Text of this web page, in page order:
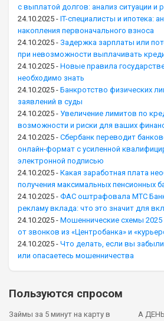
с выплатой долгов: анализ ситуации и
24.10.2025 - IT-специалисты и ипотека:
накопления первоначального взноса
24.10.2025 - Задержка зарплаты или
при невозможности выплачивать
24.10.2025 - Новые правила
необходимо знать
24.10.2025 - Банкротство физических
заявлений в суды
24.10.2025 - Увеличение лимитов по
возможности и риски для ваших
24.10.2025 - Сбербанк переводит
онлайн-формат с усиленной
электронной подписью
24.10.2025 - Какая заработная плата
получения максимальных пенсионных
24.10.2025 - ФАС оштрафовала МТС
рекламу вклада: что это значит для
24.10.2025 - Мошеннические схемы 2025
от звонков из «Центробанка» и
24.10.2025 - Что делать, если вы
или опасаетесь мошенничества
Пользуются спросом
Займы за 5 минут на карту в
А